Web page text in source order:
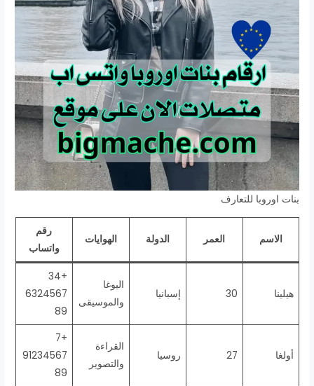
بنات اوروبا للتعارف
الاسم العمر الدولة الهوايات
رقم
واتساب
هيلينا 30 إسبانيا
اليوغا
والموسيقى
+34
6324567
89
أولغا 27 روسيا
القراءة
والتصوير
+7
91234567
89